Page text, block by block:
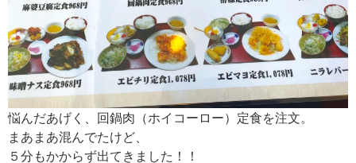
悩んだあげく、回鍋肉（ホイコーロー）定食を注文。
まあまあ混んでたけど、
５分もかからず出てきました！！